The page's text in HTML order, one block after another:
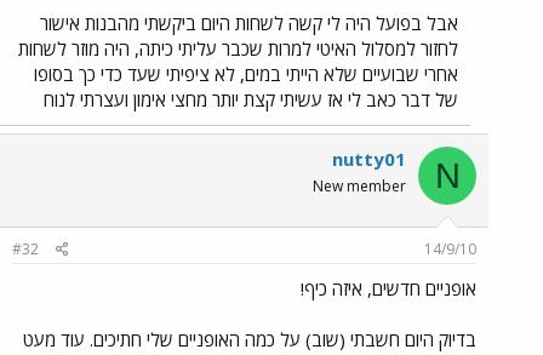
אבל בפועל היה לי קשה לשחות היום ביקשתי מהבנות אישור
לחזור למסלול האיטי למרות שכבר עליתי כיתה, היה מוזר לשחות
אחרי שבועיים שלא הייתי במים, לא ציפיתי שעד כדי כך בסופו
של דבר כאב לי אז עשיתי קצת יותר מחצי אימון ועצרתי לנוח
N
nutty01
New member
14/9/10
#32
אופניים חדשים, איזה כיף!
בדיוק היום חשבתי (שוב) על כמה האופניים שלי חתיכים. עוד מעט